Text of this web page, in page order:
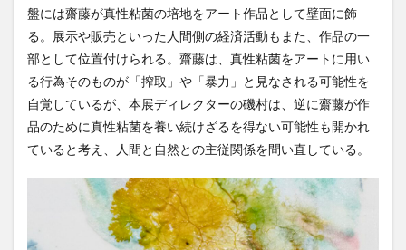
盤には齋藤が真性粘菌の培地をアート作品として壁面に飾
る。展示や販売といった人間側の経済活動もまた、作品の一
部として位置付けられる。齋藤は、真性粘菌をアートに用い
る行為そのものが「搾取」や「暴力」と見なされる可能性を
自覚しているが、本展ディレクターの磯村は、逆に齋藤が作
品のために真性粘菌を養い続けざるを得ない可能性も開かれ
ていると考え、人間と自然との主従関係を問い直している。